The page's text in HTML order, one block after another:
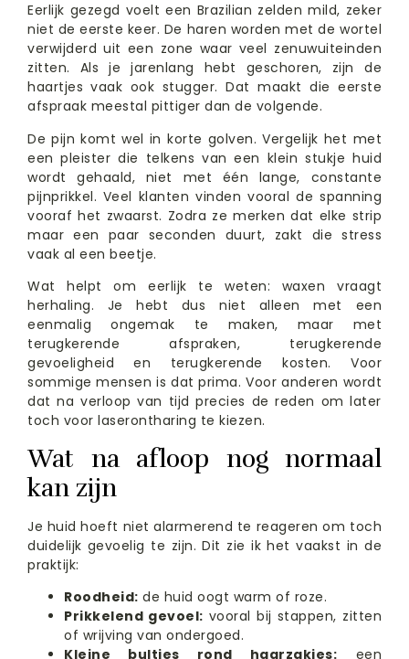
Eerlijk gezegd voelt een Brazilian zelden mild, zeker
niet de eerste keer. De haren worden met de wortel
verwijderd uit een zone waar veel zenuwuiteinden
zitten. Als je jarenlang hebt geschoren, zijn de
haartjes vaak ook stugger. Dat maakt die eerste
afspraak meestal pittiger dan de volgende.
De pijn komt wel in korte golven. Vergelijk het met
een pleister die telkens van een klein stukje huid
wordt gehaald, niet met één lange, constante
pijnprikkel. Veel klanten vinden vooral de spanning
vooraf het zwaarst. Zodra ze merken dat elke strip
maar een paar seconden duurt, zakt die stress
vaak al een beetje.
Wat helpt om eerlijk te weten: waxen vraagt
herhaling. Je hebt dus niet alleen met een
eenmalig ongemak te maken, maar met
terugkerende afspraken, terugkerende
gevoeligheid en terugkerende kosten. Voor
sommige mensen is dat prima. Voor anderen wordt
dat na verloop van tijd precies de reden om later
toch voor laserontharing te kiezen.
Wat na afloop nog normaal
kan zijn
Je huid hoeft niet alarmerend te reageren om toch
duidelijk gevoelig te zijn. Dit zie ik het vaakst in de
praktijk:
Roodheid: de huid oogt warm of roze.
Prikkelend gevoel: vooral bij stappen, zitten
of wrijving van ondergoed.
Kleine bultjes rond haarzakjes: een